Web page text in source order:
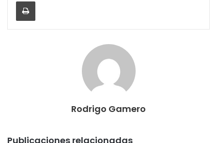
Rodrigo Gamero
Publicaciones relacionadas